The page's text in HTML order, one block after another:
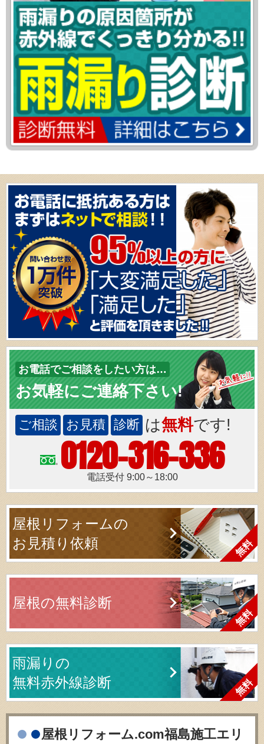
お電話でご相談をしたい方は…
お気軽にご連絡下さい!
ご相談 お見積 診断 は無料です!
0120-316-336
電話受付 9:00～18:00
屋根リフォームの
お見積り依頼
屋根の無料診断
雨漏りの
無料赤外線診断
屋根リフォーム.com福島施工エリ